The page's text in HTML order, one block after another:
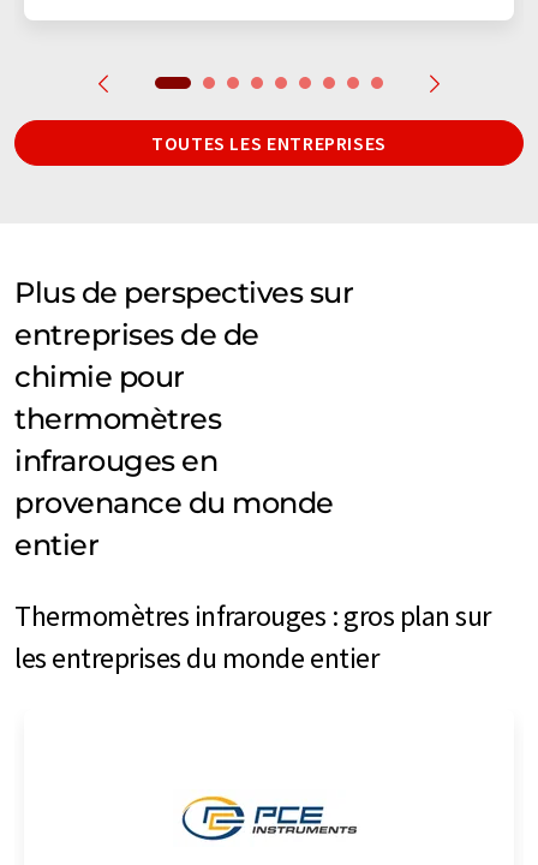
TOUTES LES ENTREPRISES
Plus de perspectives sur
entreprises de de
chimie pour
thermomètres
infrarouges en
provenance du monde
entier
Thermomètres infrarouges : gros plan sur
les entreprises du monde entier